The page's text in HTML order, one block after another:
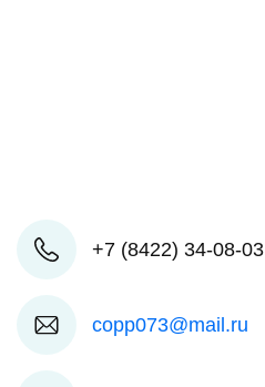
+7 (8422) 34-08-03
copp073@mail.ru